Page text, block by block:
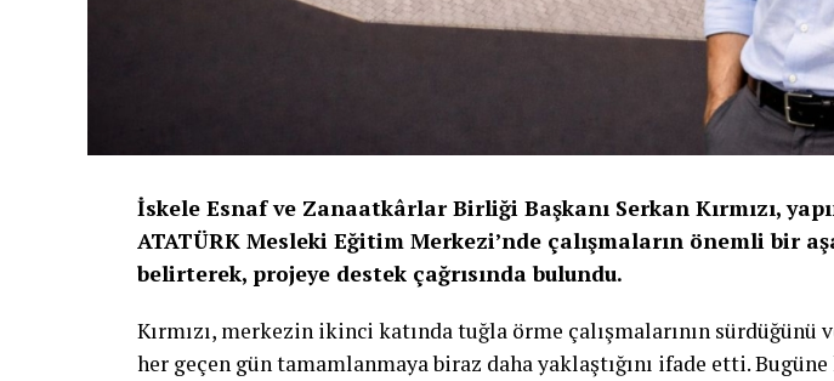
İskele Esnaf ve Zanaatkârlar Birliği Başkanı Serkan Kırmızı,
ATATÜRK Mesleki Eğitim Merkezi’nde çalışmaların önemli bir
belirterek, projeye destek çağrısında bulundu.
Kırmızı, merkezin ikinci katında tuğla örme çalışmalarının
her geçen gün tamamlanmaya biraz daha yaklaştığını ifade etti.